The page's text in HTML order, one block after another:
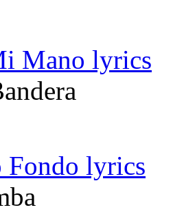
Mano lyrics
Fondo lyrics